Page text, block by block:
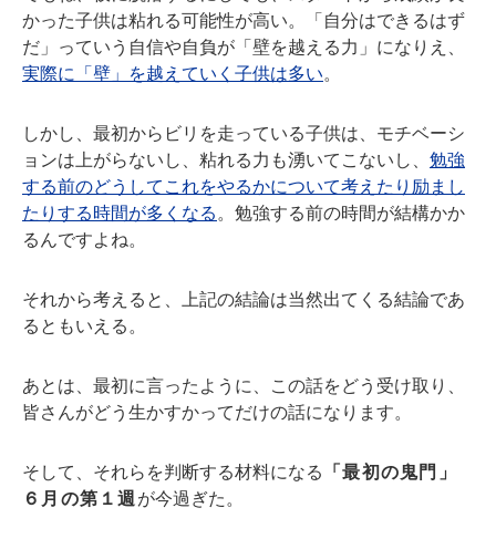
かった子供は粘れる可能性が高い。「自分はできるはず
だ」っていう自信や自負が「壁を越える力」になりえ、
実際に「壁」を越えていく子供は多い。
しかし、最初からビリを走っている子供は、モチベーシ
ョンは上がらないし、粘れる力も湧いてこないし、 勉強
する前のどうしてこれをやるかについて考えたり励まし
たりする時間が多くなる 。勉強する前の時間が結構かか
るんですよね。
それから考えると、上記の結論は当然出てくる結論であ
るともいえる。
あとは、最初に言ったように、この話をどう受け取り、
皆さんがどう生かすかってだけの話になります。
そして、それらを判断する材料になる
「最初の鬼門」
６月の第１週 が今過ぎた。